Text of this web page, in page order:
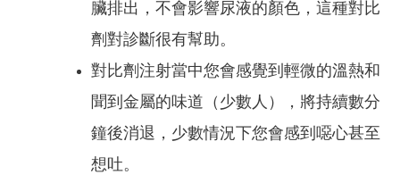
臟排出，不會影響尿液的顏色，這種對比
劑對診斷很有幫助。
對比劑注射當中您會感覺到輕微的溫熱和
聞到金屬的味道（少數人），將持續數分
鐘後消退，少數情況下您會感到噁心甚至
想吐。